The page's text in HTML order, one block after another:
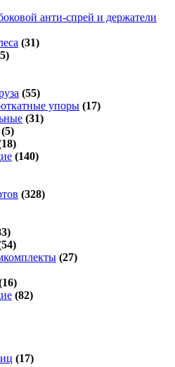
анти-спрей и держатели
(31)
(55)
упоры (17)
(31)
(5)
(140)
(328)
(27)
(82)
(17)